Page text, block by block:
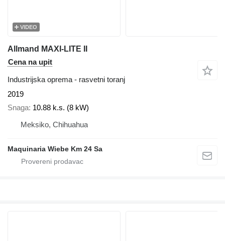
VIDEO
Allmand MAXI-LITE II
Cena na upit
Industrijska oprema - rasvetni toranj
2019
Snaga 10.88 k.s. (8 kW)
Meksiko, Chihuahua
Maquinaria Wiebe Km 24 Sa